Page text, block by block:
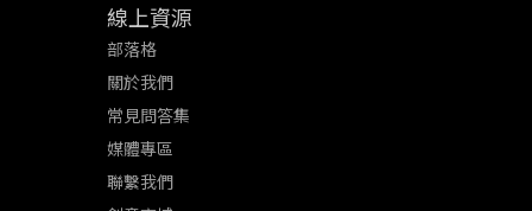
線上資源
部落格
關於我們
常見問答集
媒體專區
聯繫我們